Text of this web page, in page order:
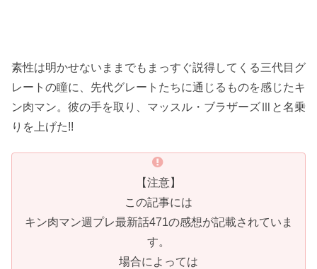
素性は明かせないままでもまっすぐ説得してくる三代目グ
レートの瞳に、先代グレートたちに通じるものを感じたキ
ン肉マン。彼の手を取り、マッスル・ブラザーズⅢと名乗
りを上げた!!
【注意】
この記事には
キン肉マン週プレ最新話471の感想が記載されていま
す。
場合によっては